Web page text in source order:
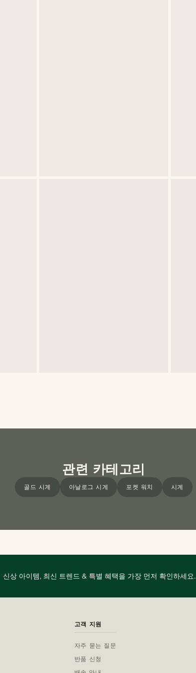
관련 카테고리
골드 시계 아날로그 시계 포켓 워치 시계
신상 아이템, 최신 트렌드 & 특별 혜택을 가장 먼저 확인하세요.
고객 지원
자주 묻는 질문
반품 신청